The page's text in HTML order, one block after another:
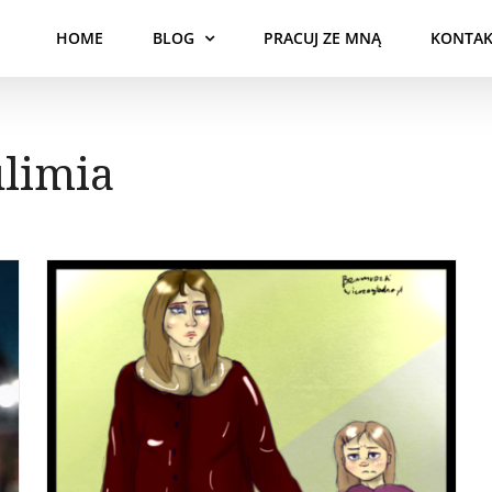
HOME BLOG PRACUJ ZE MNĄ